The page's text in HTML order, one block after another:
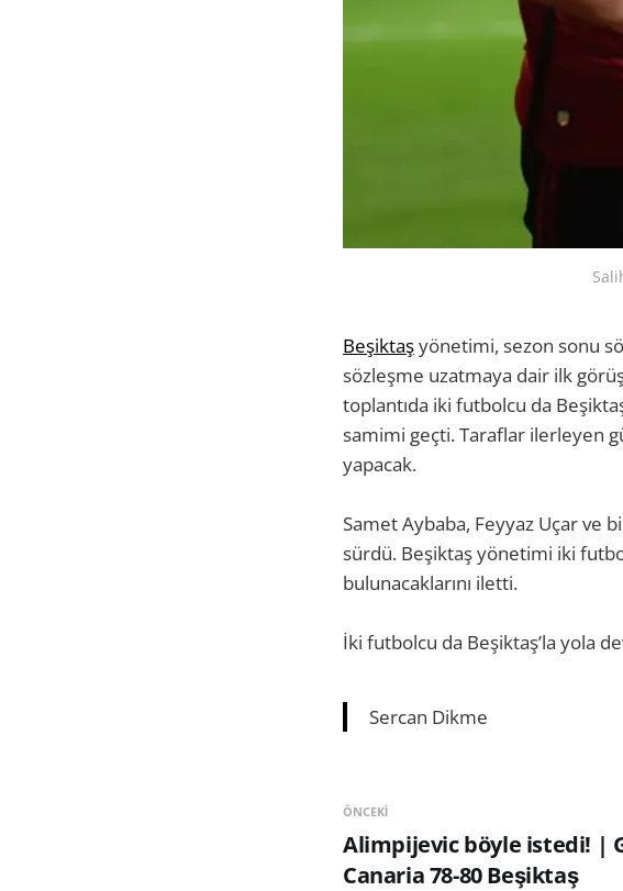
Beşiktaşyönetimi, sezon sonu
sözleşme uzatmaya dair ilk
toplantıda iki futbolcu da
samimi geçti. Taraflar ilerleyen
yapacak.
Samet Aybaba, Feyyaz Uçar ve
sürdü. Beşiktaş yönetimi iki
bulunacaklarını iletti.
İki futbolcu da Beşiktaş’la yola
Sercan Dikme
ÖNCEKI
Alimpijevic böyle istedi! |
Canaria 78-80 Beşiktaş